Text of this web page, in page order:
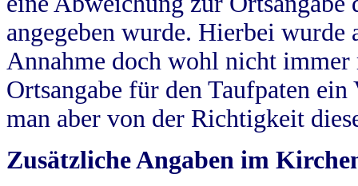
angegeben wurde. Hierbei wurde
Annahme doch wohl nicht
Ortsangabe für den Taufpaten
man aber von der Richtigkeit
Zusätzliche Angaben im